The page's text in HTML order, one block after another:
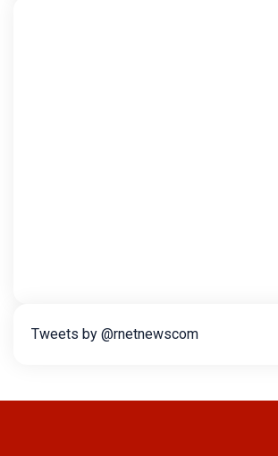
Tweets by @rnetnewscom